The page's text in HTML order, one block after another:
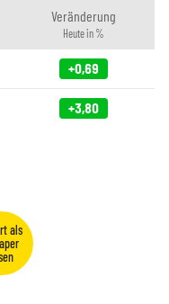
Veränderung
Heute in %
+0,69
+3,80